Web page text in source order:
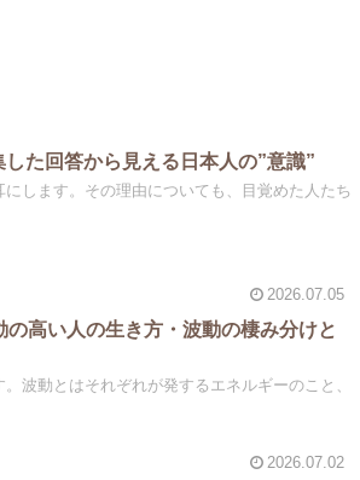
た回答から見える日本人の”意識”
します。その理由についても、目覚めた人たち
2026.07.05
高い人の生き方・波動の棲み分けと
波動とはそれぞれが発するエネルギーのこと、
2026.07.02